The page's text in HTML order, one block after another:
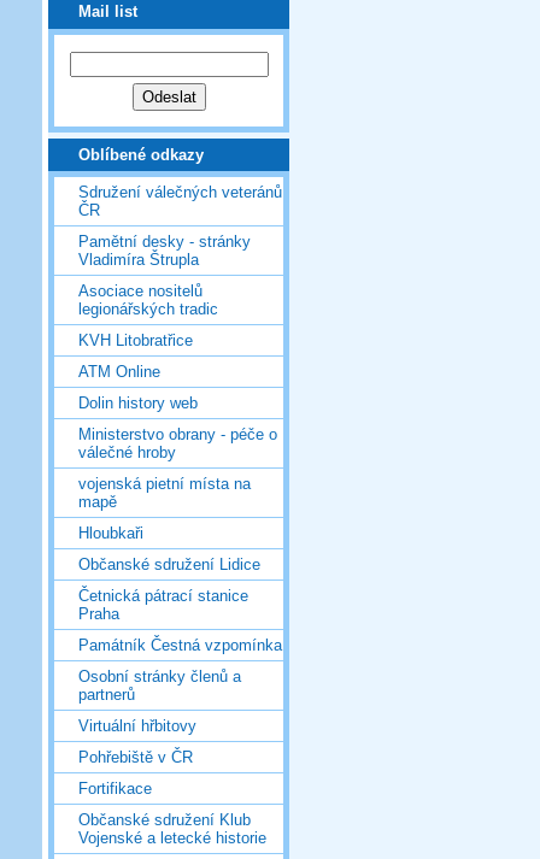
Mail list
Oblíbené odkazy
Sdružení válečných veteránů
ČR
Pamětní desky - stránky
Vladimíra Štrupla
Asociace nositelů
legionářských tradic
KVH Litobratřice
ATM Online
Dolin history web
Ministerstvo obrany - péče o
válečné hroby
vojenská pietní místa na
mapě
Hloubkaři
Občanské sdružení Lidice
Četnická pátrací stanice
Praha
Památník Čestná vzpomínka
Osobní stránky členů a
partnerů
Virtuální hřbitovy
Pohřebiště v ČR
Fortifikace
Občanské sdružení Klub
Vojenské a letecké historie